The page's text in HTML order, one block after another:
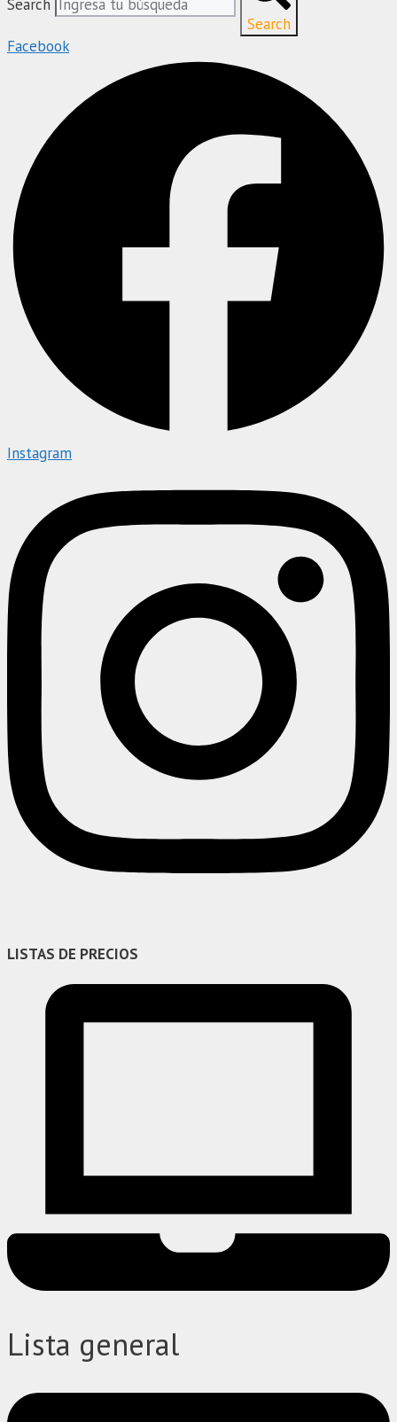
Search
Search
Facebook
Instagram
LISTAS DE PRECIOS
Lista general